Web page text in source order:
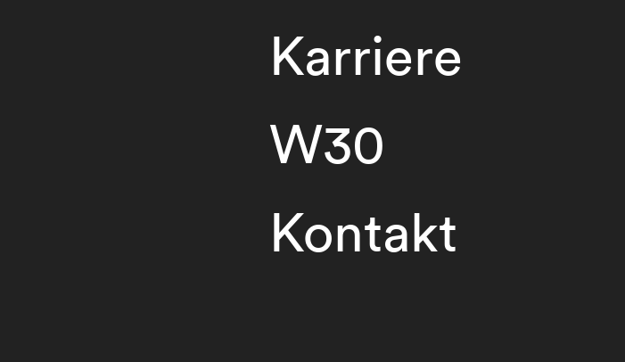
Karriere
W30
Kontakt